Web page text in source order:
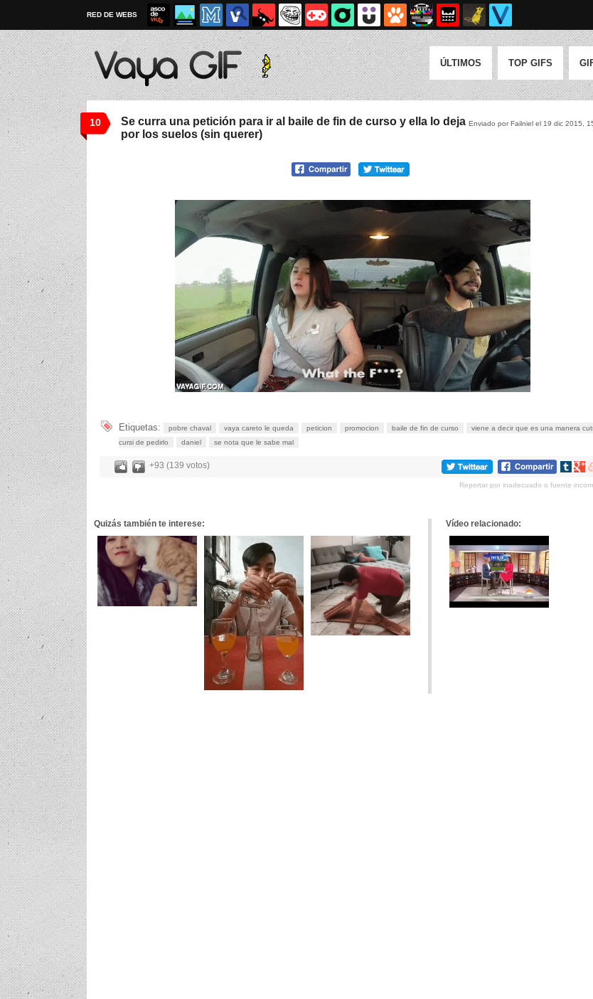
RED DE WEBS
ÚLTIMOS TOP GIFS
10 Enviado por Failniel el 19 dic 2015,
Se curra una petición para ir al baile de fin de curso y ella lo deja
por los suelos (sin querer)
Etiquetas: pobre chaval vaya careto le queda peticion promocion baile de fin de curso
viene a decir que es una manera
cursi de pedirlo
daniel se nota que le sabe mal
+93 (139 votos)
tumblr
Reportar por inadecuado o fuente
Quizás también te interese: Vídeo relacionado: